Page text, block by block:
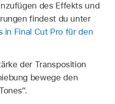
des Effekts und
findest du unter
in Final Cut Pro für den
der Transposition
bewege den